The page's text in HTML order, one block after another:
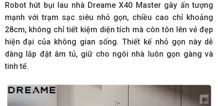
Robot hút bụi lau nhà Dreame X40 Master gây ấn tượng
mạnh với trạm sạc siêu nhỏ gọn, chiều cao chỉ khoảng
28cm, không chỉ tiết kiệm diện tích mà còn tôn lên vẻ đẹp
hiện đại của không gian sống. Thiết kế nhỏ gọn này dễ
dàng lắp đặt âm tủ, giữ cho ngôi nhà luôn gọn gàng và
tinh tế.